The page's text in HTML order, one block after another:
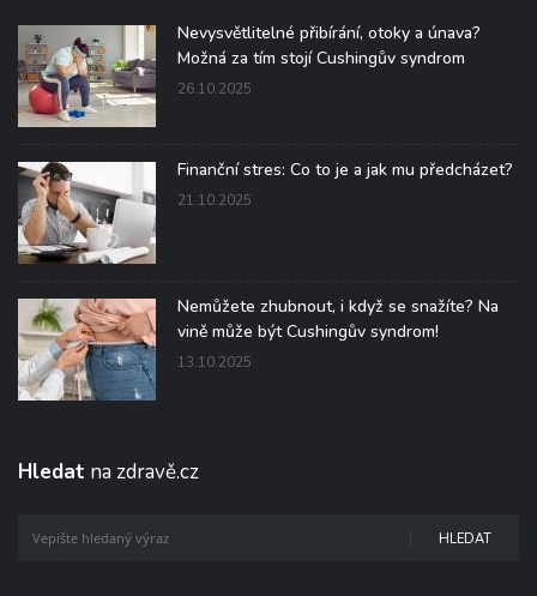
Nevysvětlitelné přibírání, otoky a únava?
Možná za tím stojí Cushingův syndrom
26.10.2025
Finanční stres: Co to je a jak mu předcházet?
21.10.2025
Nemůžete zhubnout, i když se snažíte? Na
vině může být Cushingův syndrom!
13.10.2025
Hledat na zdravě.cz
HLEDAT